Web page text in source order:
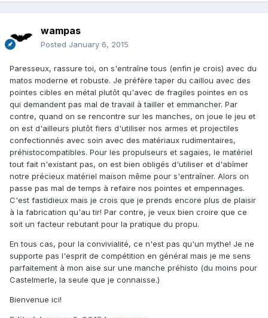
wampas
Posted January 6, 2015
Paresseux, rassure toi, on s'entraîne tous (enfin je crois) avec du
matos moderne et robuste. Je préfère taper du caillou avec des
pointes cibles en métal plutôt qu'avec de fragiles pointes en os
qui demandent pas mal de travail à tailler et emmancher. Par
contre, quand on se rencontre sur les manches, on joue le jeu et
on est d'ailleurs plutôt fiers d'utiliser nos armes et projectiles
confectionnés avec soin avec des matériaux rudimentaires,
préhistocompatibles. Pour les propulseurs et sagaies, le matériel
tout fait n'existant pas, on est bien obligés d'utiliser et d'abîmer
notre précieux matériel maison même pour s'entraîner. Alors on
passe pas mal de temps à refaire nos pointes et empennages.
C'est fastidieux mais je crois que je prends encore plus de plaisir
à la fabrication qu'au tir! Par contre, je veux bien croire que ce
soit un facteur rebutant pour la pratique du propu.
En tous cas, pour la convivialité, ce n'est pas qu'un mythe! Je ne
supporte pas l'esprit de compétition en général mais je me sens
parfaitement à mon aise sur une manche préhisto (du moins pour
Castelmerle, la seule que je connaisse.)
Bienvenue ici!